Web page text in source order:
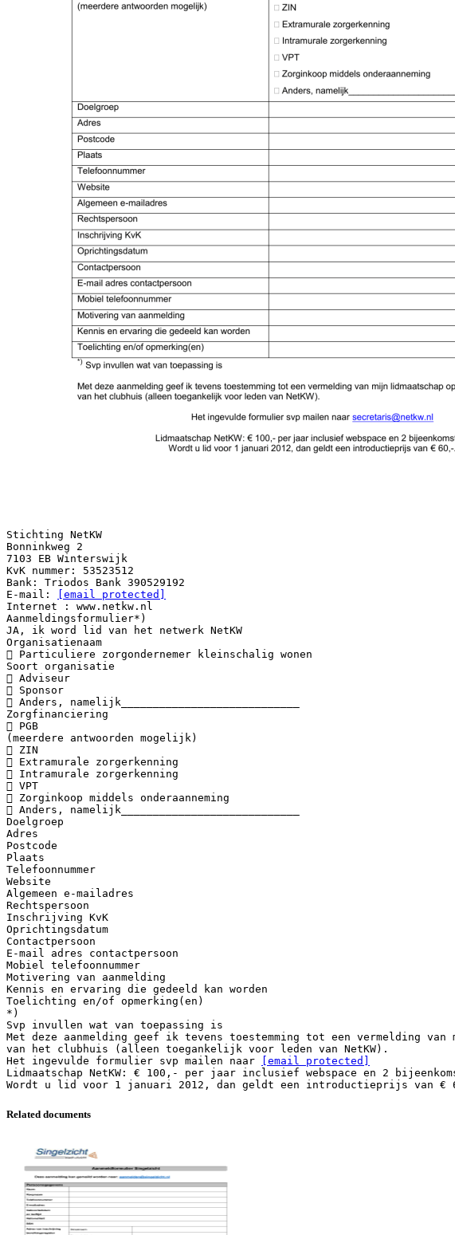
Stichting NetKW
Bonninkweg 2
7103 EB Winterswijk
KvK nummer: 53523512
Bank: Triodos Bank 390529192
E-mail:
[email protected]
Internet : www.netkw.nl
Aanmeldingsformulier*)
JA, ik word lid van het netwerk NetKW
Organisatienaam
 Particuliere zorgondernemer kleinschalig wonen
Soort organisatie
 Adviseur
 Sponsor
 Anders, namelijk____________________________
Zorgfinanciering
 PGB
(meerdere antwoorden mogelijk)
 ZIN
 Extramurale zorgerkenning
 Intramurale zorgerkenning
 VPT
 Zorginkoop middels onderaanneming
 Anders, namelijk____________________________
Doelgroep
Adres
Postcode
Plaats
Telefoonnummer
Website
Algemeen e-mailadres
Rechtspersoon
Inschrijving KvK
Oprichtingsdatum
Contactpersoon
E-mail adres contactpersoon
Mobiel telefoonnummer
Motivering van aanmelding
Kennis en ervaring die gedeeld kan worden
Toelichting en/of opmerking(en)
*)
Svp invullen wat van toepassing is
Met deze aanmelding geef ik tevens toestemming tot een vermelding
van het clubhuis (alleen toegankelijk voor leden van NetKW).
Het ingevulde formulier svp mailen naar
[email protected]
Lidmaatschap NetKW: € 100,- per jaar inclusief webspace en 2
Related documents